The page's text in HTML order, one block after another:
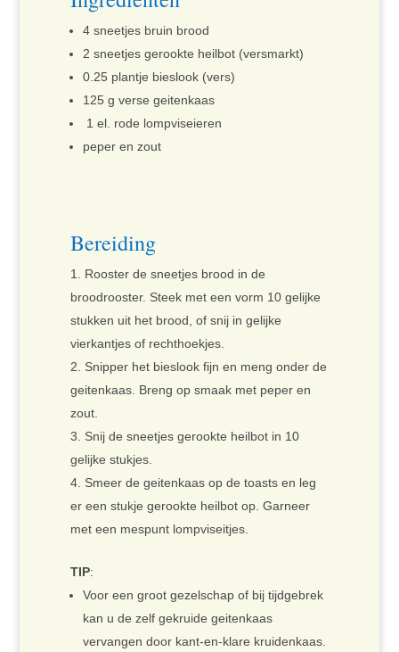
4 sneetjes bruin brood
2 sneetjes gerookte heilbot (versmarkt)
0.25 plantje bieslook (vers)
125 g verse geitenkaas
1 el. rode lompviseieren
peper en zout
Bereiding
Rooster de sneetjes brood in de
broodrooster. Steek met een vorm 10 gelijke
stukken uit het brood, of snij in gelijke
vierkantjes of rechthoekjes.
Snipper het bieslook fijn en meng onder de
geitenkaas. Breng op smaak met peper en
zout.
Snij de sneetjes gerookte heilbot in 10
gelijke stukjes.
Smeer de geitenkaas op de toasts en leg
er een stukje gerookte heilbot op. Garneer
met een mespunt lompviseitjes.
TIP:
Voor een groot gezelschap of bij tijdgebrek
kan u de zelf gekruide geitenkaas
vervangen door kant-en-klare kruidenkaas.